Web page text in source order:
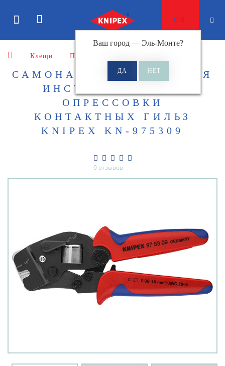
Ваш город — Эль-Монте?
0
Клещи Пресс-клещи
САМОНАСТРАИВАЮЩИЙСЯ
ИНСТРУМЕНТ ДЛЯ
ОПРЕССОВКИ
КОНТАКТНЫХ ГИЛЬЗ
KNIPEX KN-975309
0 отзывов